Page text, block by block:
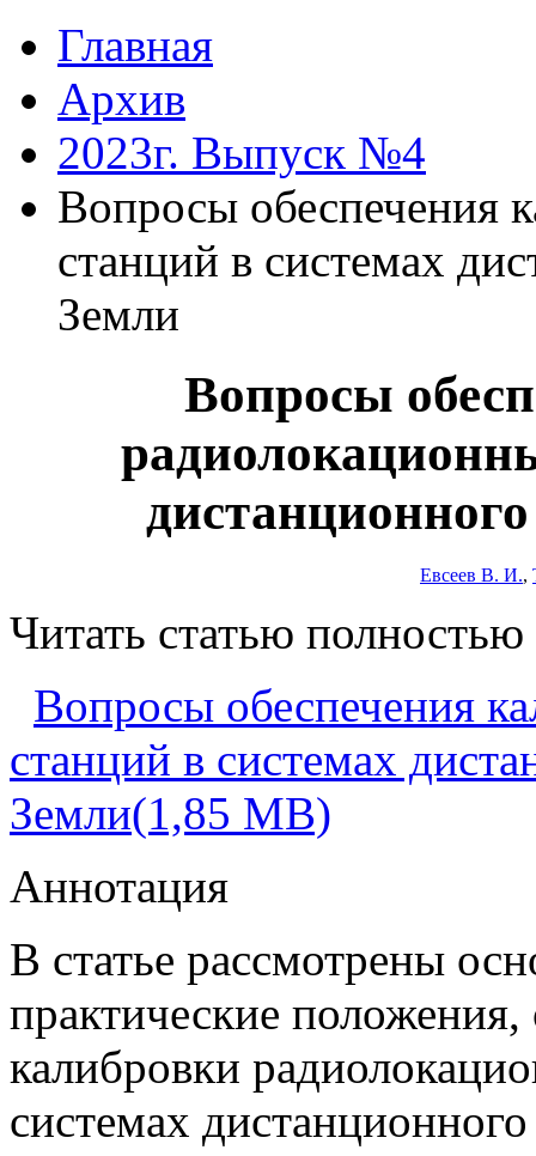
Главная
Архив
2023г. Выпуск №4
Вопросы обеспечения
станций в системах
Земли
Вопросы
Евсеев В. И.,
Читать статью полностью
Вопросы обеспечения
станций в системах
Земли(1,85 MB)
Аннотация
В статье рассмотрены
практические
калибровки
системах